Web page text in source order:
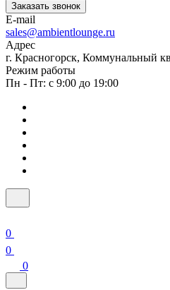
Заказать звонок
E-mail
sales@ambientlounge.ru
Адрес
г. Красногорск, Коммунальный
Режим работы
Пн - Пт: с 9:00 до 19:00
0
0
0